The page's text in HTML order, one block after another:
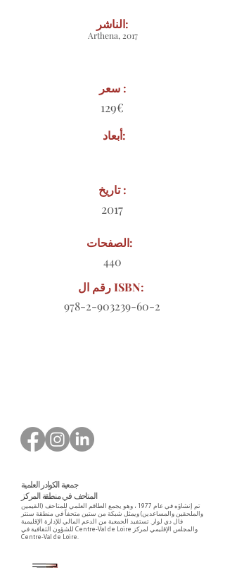
Arthena, 2017
الناشر:
سعر :
129€
أبعاد:
تاريخ :
2017
الصفحات:
440
رقم ال ISBN:
978-2-903239-60-2
جمعية الكوادر العلمية
تم إنشاؤه في عام 1977 ، وهو يجمع الطاقم العلمي للمتاحف (القيمين
والملحقين والمساعدين) ويمثل شبكة من ستين متحفاً في منطقة سنتر
فال دي لوار. تستفيد الجمعية من الدعم المالي للإدارة الإقليمية
للشؤون الثقافية في Centre-Val de Loire والمجلس الإقليمي لمركز
Centre-Val de Loire.